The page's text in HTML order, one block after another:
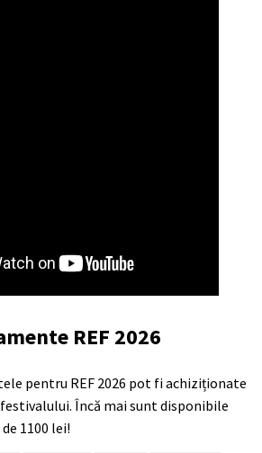
REF 2026
pentru REF 2026 pot fi achiziționate
Încă mai sunt disponibile
1100 lei!